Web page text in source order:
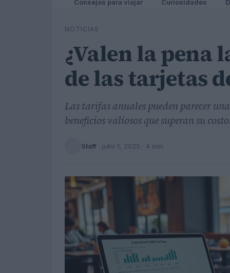
Consejos para viajar Curiosidades
NOTICIAS
¿Valen la pena
de las tarjetas
Las tarifas anuales pueden parecer
beneficios valiosos que superan su costo.
Staff · julio 1, 2025 · 4 min